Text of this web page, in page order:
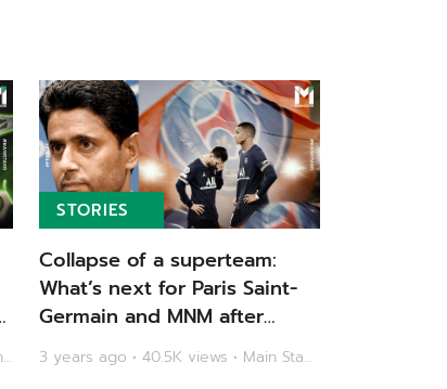
3 years ago • 48.9K views • Main Stand
STORIES
Collapse of a superteam:
What’s next for Paris Saint-
Germain and MNM after
another early Champions
League exit? | Main Stand
3 years ago • 40.5K views • Main Stand